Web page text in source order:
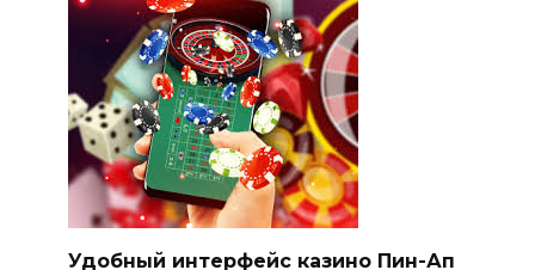
Удобный интерфейс казино Пин-Ап